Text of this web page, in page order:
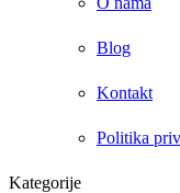
Blog
Kontakt
Politika
Kategorije